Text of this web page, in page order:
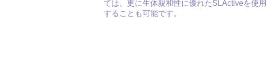
ては、更に生体親和性に優れたSLActiveを使用
することも可能です。